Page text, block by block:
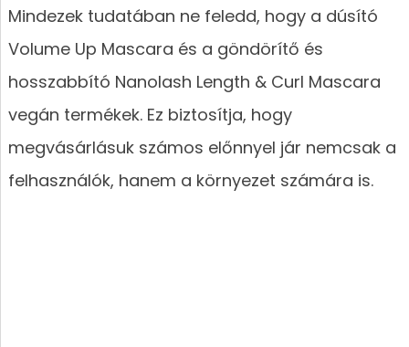
Mindezek tudatában ne feledd, hogy a dúsító
Volume Up Mascara és a göndörítő és
hosszabbító Nanolash Length & Curl Mascara
vegán termékek. Ez biztosítja, hogy
megvásárlásuk számos előnnyel jár nemcsak a
felhasználók, hanem a környezet számára is.